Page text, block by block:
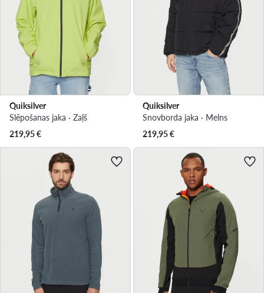
Quiksilver
Slēpošanas jaka · Zaļš
219,95€
Quiksilver
Snovborda jaka · Melns
219,95€